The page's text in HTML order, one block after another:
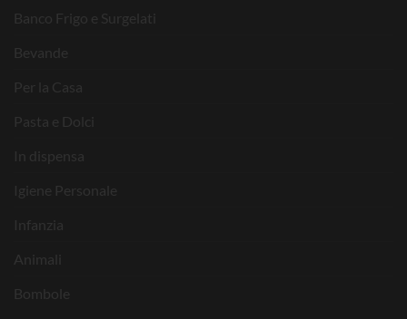
Banco Frigo e Surgelati
Bevande
Per la Casa
Pasta e Dolci
In dispensa
Igiene Personale
Infanzia
Animali
Bombole